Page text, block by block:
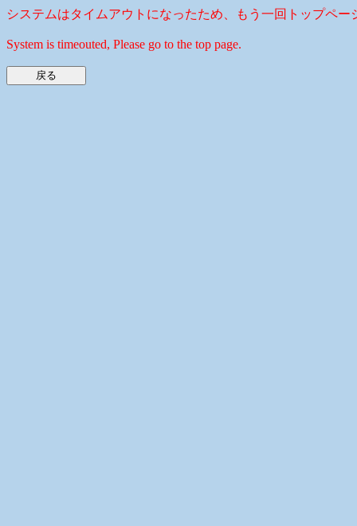
システムはタイムアウトになったため、もう一回トップペー
System is timeouted, Please go to the top page.